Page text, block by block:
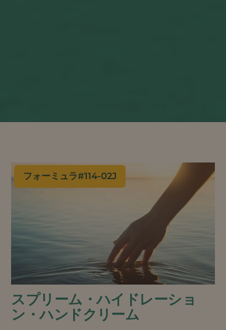
フォーミュラ#114-02J
スプリーム・ハイドレーショ
ン・ハンドクリーム